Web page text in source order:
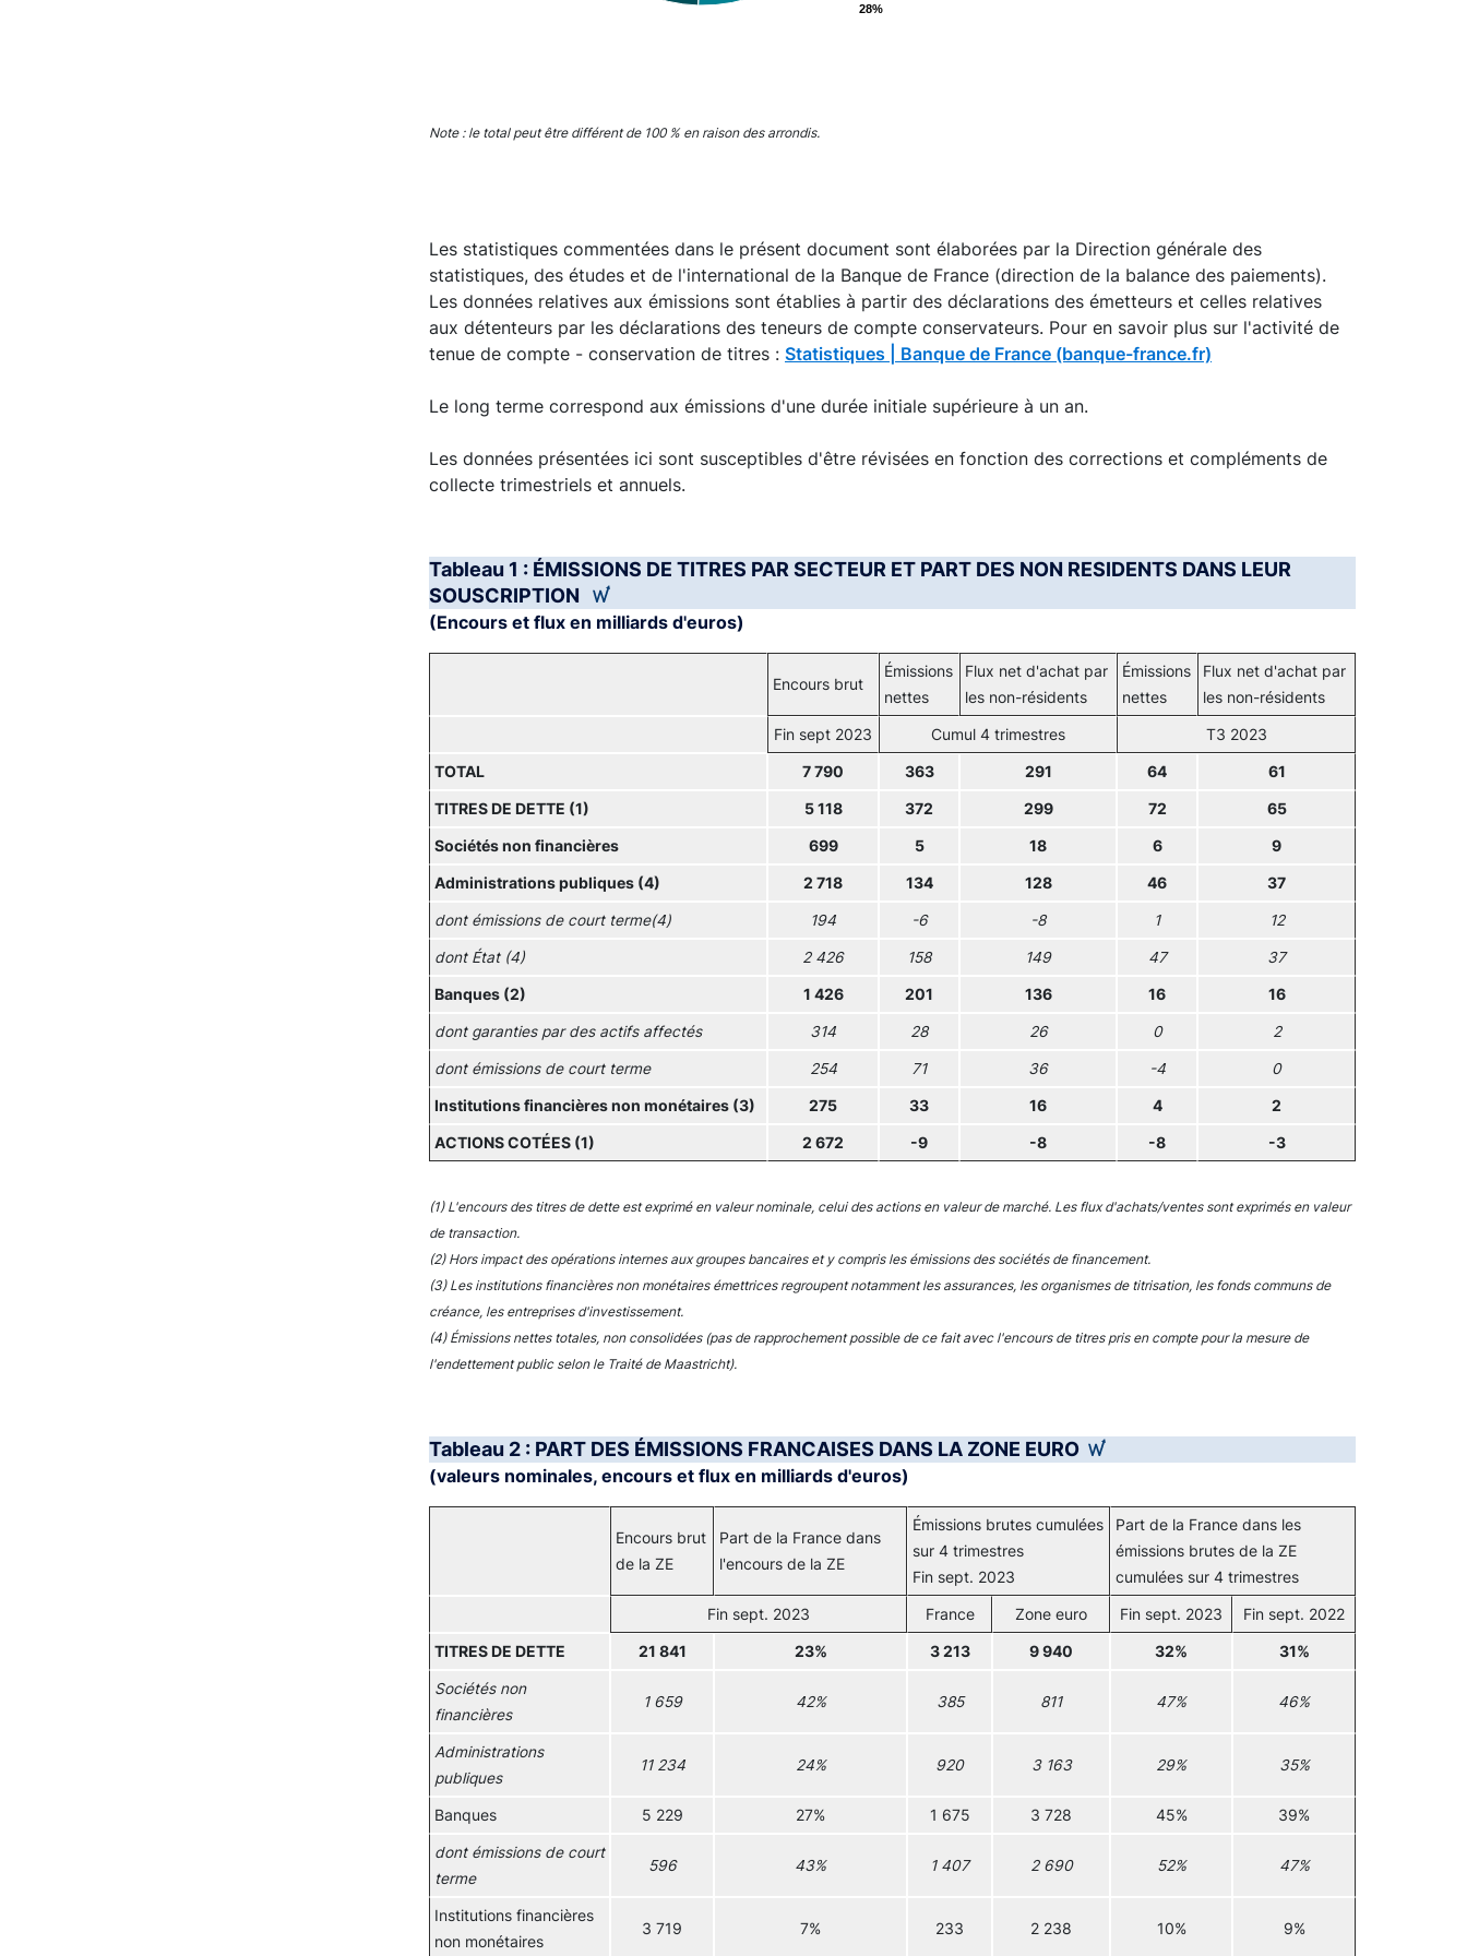
28%
28%
End of interactive chart.
Note : le total peut être différent de 100 % en raison des arrondis.
Les statistiques commentées dans le présent document sont élaborées par la Direction générale des
statistiques, des études et de l'international de la Banque de France (direction de la balance des paiements).
Les données relatives aux émissions sont établies à partir des déclarations des émetteurs et celles relatives
aux détenteurs par les déclarations des teneurs de compte conservateurs. Pour en savoir plus sur l'activité de
tenue de compte - conservation de titres : Statistiques | Banque de France (banque-france.fr)
Le long terme correspond aux émissions d'une durée initiale supérieure à un an.
Les données présentées ici sont susceptibles d'être révisées en fonction des corrections et compléments de
collecte trimestriels et annuels.
Tableau 1 : ÉMISSIONS DE TITRES PAR SECTEUR ET PART DES NON RESIDENTS DANS LEUR
SOUSCRIPTION
(Encours et flux en milliards d'euros)
Encours brut
Émissions
nettes
Flux net d'achat par
les non-résidents
Émissions
nettes
Flux net d'achat par
les non-résidents
Fin sept 2023 Cumul 4 trimestres T3 2023
TOTAL 7 790 363 291 64 61
TITRES DE DETTE (1) 5 118 372 299 72 65
Sociétés non financières 699 5 18 6 9
Administrations publiques (4) 2 718 134 128 46 37
dont émissions de court terme(4) 194 -6 -8 1 12
dont État (4) 2 426 158 149 47 37
Banques (2) 1 426 201 136 16 16
dont garanties par des actifs affectés 314 28 26 0 2
dont émissions de court terme 254 71 36 -4 0
Institutions financières non monétaires (3) 275 33 16 4 2
ACTIONS COTÉES (1) 2 672 -9 -8 -8 -3
(1) L'encours des titres de dette est exprimé en valeur nominale, celui des actions en valeur de marché. Les flux d'achats/ventes sont exprimés en valeur
de transaction.
(2) Hors impact des opérations internes aux groupes bancaires et y compris les émissions des sociétés de financement.
(3) Les institutions financières non monétaires émettrices regroupent notamment les assurances, les organismes de titrisation, les fonds communs de
créance, les entreprises d'investissement.
(4) Émissions nettes totales, non consolidées (pas de rapprochement possible de ce fait avec l'encours de titres pris en compte pour la mesure de
l'endettement public selon le Traité de Maastricht).
Tableau 2 : PART DES ÉMISSIONS FRANCAISES DANS LA ZONE EURO
(valeurs nominales, encours et flux en milliards d'euros)
Encours brut
de la ZE
Part de la France dans
l'encours de la ZE
Émissions brutes cumulées
sur 4 trimestres
Fin sept. 2023
Part de la France dans les
émissions brutes de la ZE
cumulées sur 4 trimestres
Fin sept. 2023 France Zone euro Fin sept. 2023 Fin sept. 2022
TITRES DE DETTE 21 841 23% 3 213 9 940 32% 31%
Sociétés non
financières
1 659 42% 385 811 47% 46%
Administrations
publiques
11 234 24% 920 3 163 29% 35%
Banques 5 229 27% 1 675 3 728 45% 39%
dont émissions de court
terme
596 43% 1 407 2 690 52% 47%
Institutions financières
non monétaires
3 719 7% 233 2 238 10% 9%